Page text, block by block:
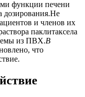
функции печени
дозирования.Не
и членов их
паклитаксела
из ПВХ.В
что